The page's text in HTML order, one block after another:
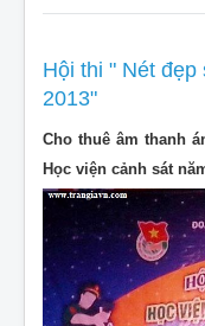
Hội thi " Nét đẹp
2013"
Cho thuê âm thanh
Học viện cảnh sát